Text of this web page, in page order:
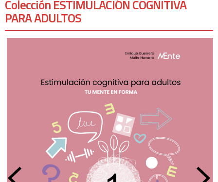
Colección ESTIMULACIÓN COGNITIVA
PARA ADULTOS